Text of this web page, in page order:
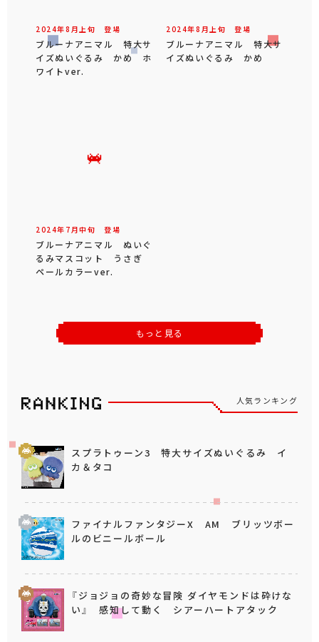
2024年8 月 上旬 登場
ブルーナアニマル 特大サ
イズぬいぐるみ かめ ホ
ワイトver.
2024年8 月 上旬 登場
ブルーナアニマル 特大サ
イズぬいぐるみ かめ
2024年 7 月中旬 登場
ブルーナアニマル ぬいぐ
るみマスコット うさぎ
ペールカラーver.
もっと見る
人気ランキング
スプラトゥーン3 特大サイズぬいぐるみ イ
カ＆タコ
ファイナルファンタジーX AM ブリッツボー
ルのビニールボール
『ジョジョの奇妙な冒険 ダイヤモンドは砕けな
い』 感知して動く シアーハートアタック